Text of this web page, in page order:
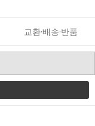
교환·배송·반품